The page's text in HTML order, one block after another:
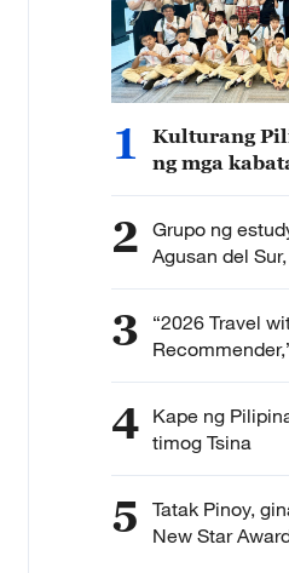
1
Kulturang
ng mga
2 Grupo ng
Agusan del
pandaigdigang
3
“2026 Travel
Tsina sa
4 Kape ng
timog Tsina
5
Tatak Pinoy,
New Star